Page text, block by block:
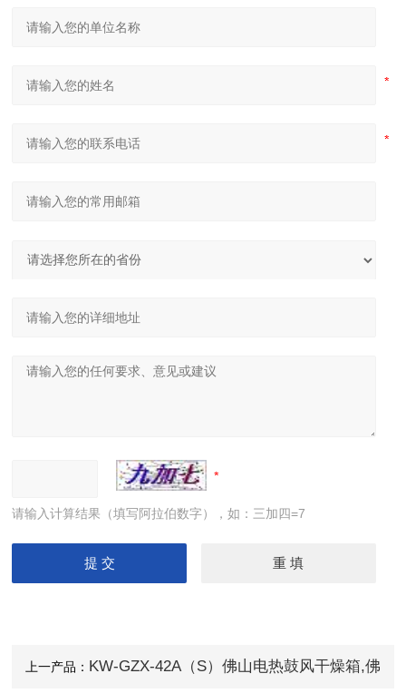
请输入计算结果（填写阿拉伯数字），如：三加四=7
上一产品： KW-GZX-42A（S）佛山电热鼓风干燥箱,佛